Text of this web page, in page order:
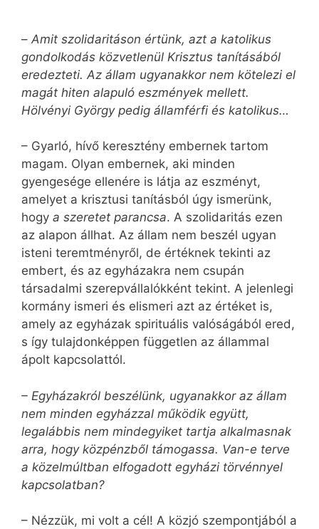
– Amit szolidaritáson értünk, azt a katolikus
gondolkodás közvetlenül Krisztus tanításából
eredezteti. Az állam ugyanakkor nem kötelezi el
magát hiten alapuló eszmények mellett.
Hölvényi György pedig államférfi és katolikus…
– Gyarló, hívő keresztény embernek tartom
magam. Olyan embernek, aki minden
gyengesége ellenére is látja az eszményt,
amelyet a krisztusi tanításból úgy ismerünk,
hogy a szeretet parancsa. A szolidaritás ezen
az alapon állhat. Az állam nem beszél ugyan
isteni teremtményről, de értéknek tekinti az
embert, és az egyházakra nem csupán
társadalmi szerepvállalókként tekint. A jelenlegi
kormány ismeri és elismeri azt az értéket is,
amely az egyházak spirituális valóságából ered,
s így tulajdonképpen független az állammal
ápolt kapcsolattól.
– Egyházakról beszélünk, ugyanakkor az állam
nem minden egyházzal működik együtt,
legalábbis nem mindegyiket tartja alkalmasnak
arra, hogy közpénzből támogassa. Van-e terve
a közelmúltban elfogadott egyházi törvénnyel
kapcsolatban?
– Nézzük, mi volt a cél! A közjó szempontjából a